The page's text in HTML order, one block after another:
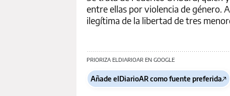
entre ellas por violencia de género.
ilegítima de la libertad de tres
PRIORIZA ELDIARIOAR EN GOOGLE
Añade elDiarioAR como fuente preferida